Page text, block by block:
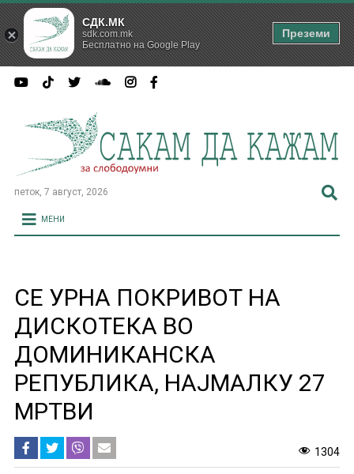
петок, 7 август, 2026
МЕНИ
СЕ УРНА ПОКРИВОТ НА
ДИСКОТЕКА ВО
ДОМИНИКАНСКА
РЕПУБЛИКА, НАЈМАЛКУ 27
МРТВИ
1304
СДК.МК
sdk.com.mk
Бесплатно на Google Play
Преземи